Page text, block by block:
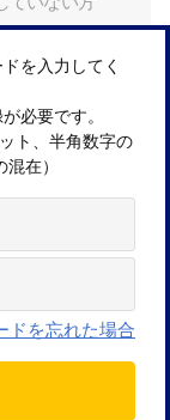
を入力してく
必要です。
ト、半角数字の
在）
ドを忘れた場合